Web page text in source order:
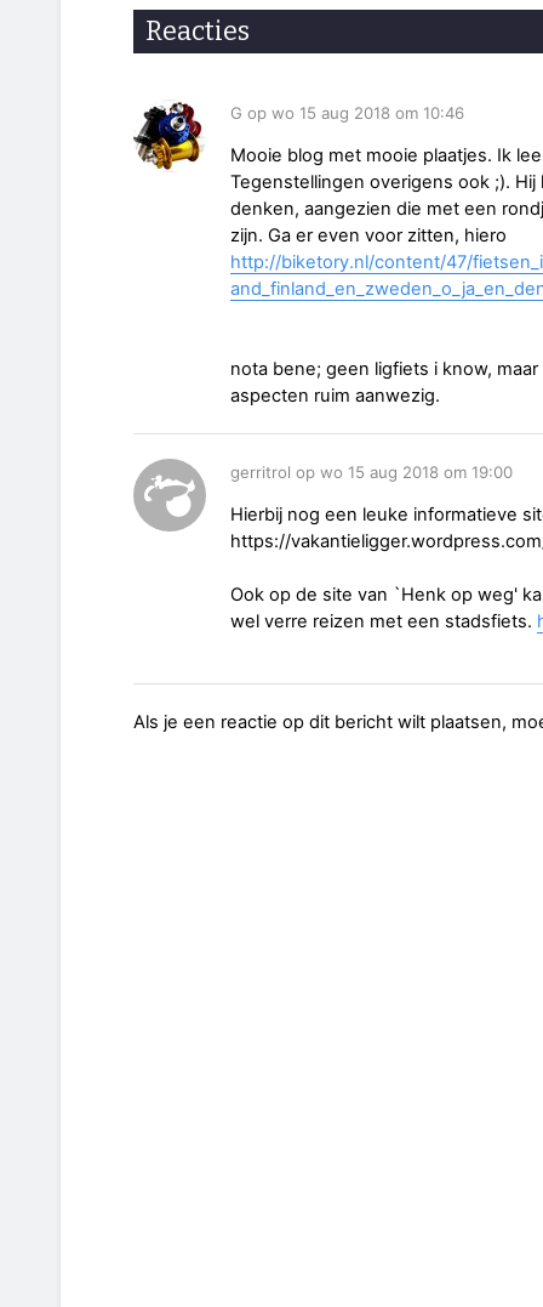
Reacties
G op wo 15 aug 2018 om 10:46
Mooie blog met mooie plaatjes. Ik
Tegenstellingen overigens ook ;).
denken, aangezien die met een
zijn. Ga er even voor zitten, hiero
http://biketory.nl/content/47/
nota bene; geen ligfiets i know,
aspecten ruim aanwezig.
gerritrol op wo 15 aug 2018 om 19:00
Hierbij nog een leuke informatieve
https://
Ook op de site van `Henk op weg'
wel verre reizen met een stadsfiets.
Als je een reactie op dit bericht wilt plaatsen,